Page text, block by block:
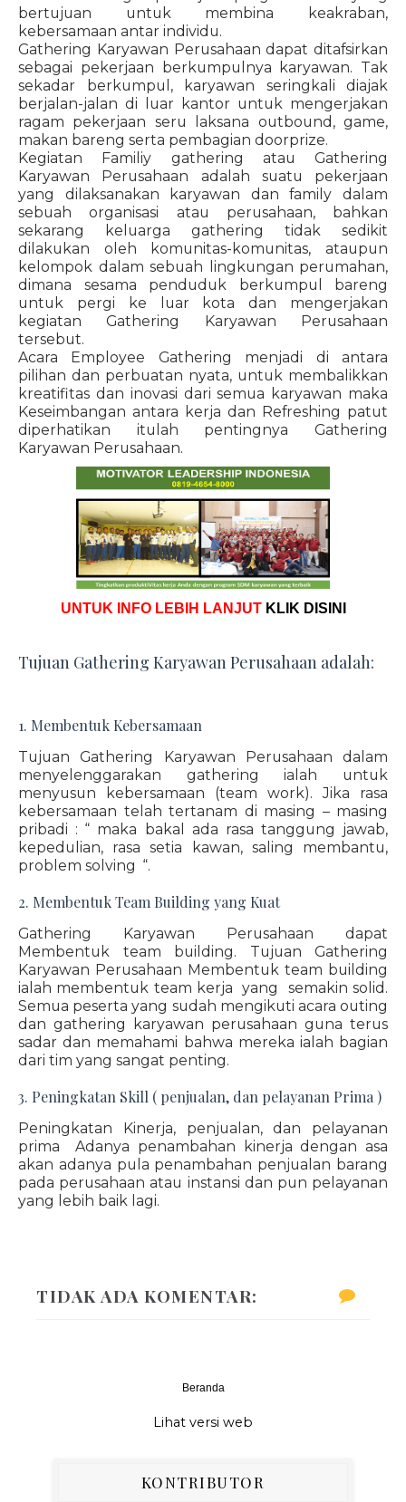
bertujuan untuk membina keakraban,
kebersamaan antar individu.
Gathering Karyawan Perusahaan dapat ditafsirkan
sebagai pekerjaan berkumpulnya karyawan. Tak
sekadar berkumpul, karyawan seringkali diajak
berjalan-jalan di luar kantor untuk mengerjakan
ragam pekerjaan seru laksana outbound, game,
makan bareng serta pembagian doorprize.
Kegiatan Familiy gathering atau Gathering
Karyawan Perusahaan adalah suatu pekerjaan
yang dilaksanakan karyawan dan family dalam
sebuah organisasi atau perusahaan, bahkan
sekarang keluarga gathering tidak sedikit
dilakukan oleh komunitas-komunitas, ataupun
kelompok dalam sebuah lingkungan perumahan,
dimana sesama penduduk berkumpul bareng
untuk pergi ke luar kota dan mengerjakan
kegiatan Gathering Karyawan Perusahaan
tersebut.
Acara Employee Gathering menjadi di antara
pilihan dan perbuatan nyata, untuk membalikkan
kreatifitas dan inovasi dari semua karyawan maka
Keseimbangan antara kerja dan Refreshing patut
diperhatikan itulah pentingnya Gathering
Karyawan Perusahaan.
UNTUK INFO LEBIH LANJUT KLIK DISINI
Tujuan Gathering Karyawan Perusahaan adalah:
1. Membentuk Kebersamaan
Tujuan Gathering Karyawan Perusahaan dalam
menyelenggarakan gathering ialah untuk
menyusun kebersamaan (team work). Jika rasa
kebersamaan telah tertanam di masing – masing
pribadi : “ maka bakal ada rasa tanggung jawab,
kepedulian, rasa setia kawan, saling membantu,
problem solving “.
2. Membentuk Team Building yang Kuat
Gathering Karyawan Perusahaan dapat
Membentuk team building. Tujuan Gathering
Karyawan Perusahaan Membentuk team building
ialah membentuk team kerja yang semakin solid.
Semua peserta yang sudah mengikuti acara outing
dan gathering karyawan perusahaan guna terus
sadar dan memahami bahwa mereka ialah bagian
dari tim yang sangat penting.
3. Peningkatan Skill ( penjualan, dan pelayanan Prima )
Peningkatan Kinerja, penjualan, dan pelayanan
prima Adanya penambahan kinerja dengan asa
akan adanya pula penambahan penjualan barang
pada perusahaan atau instansi dan pun pelayanan
yang lebih baik lagi.
TIDAK ADA KOMENTAR:
Beranda
Lihat versi web
KONTRIBUTOR